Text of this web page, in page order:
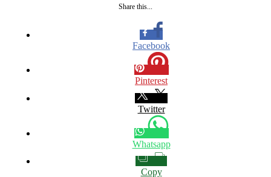
Share this...
Facebook
Pinterest
Twitter
Whatsapp
Copy